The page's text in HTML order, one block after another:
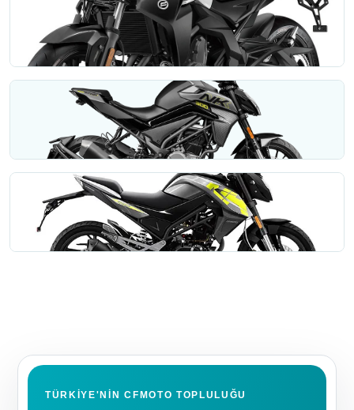
CFMOTO 450NK
Hacim: 449 cc
NK
CFMOTO 400NK
Hacim: 400.4 mL (≈ 400 cc)
NK
CFMOTO 250NK
Hacim: 249 cc
TÜRKIYE'NIN CFMOTO TOPLULUĞU